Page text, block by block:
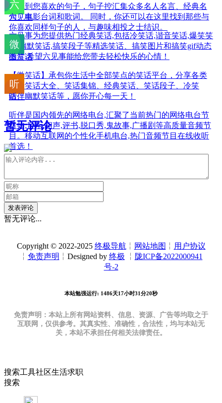
和找到您喜欢的句子，句子控汇集众多名人名言、经典名
句、电影台词和歌词。 同时，你还可以在这里找到那些与
你喜欢同样句子的人，与趣味相投之士结识。
六见事
六见事为您提供热门经典笑话,包括冷笑话,谐音笑话,爆笑笑
话,幽默笑话,搞笑段子等精选笑话、搞笑图片和搞笑gif动态
图片,希望六见事能给您带去轻松快乐的心情！
微笑话
【微笑话】承包你生活中全部笑点的笑话平台，分享各类
最新笑话大全、笑话集锦、经典笑话、笑话段子、冷笑
话、幽默笑话等，愿你开心每一天！
听伴
听伴是国内领先的网络电台,汇聚了当前热门的网络电台节
目如;音乐,相声,评书,脱口秀,鬼故事,广播剧等高质量音频节
目。移动互联网的个性化手机电台,热门音频节目在线收听
首选！
暂无评论
发表评论
暂无评论...
Copyright © 2022-2025 终极导航 ╎ 网站地图 ╎ 用户协议
╎ 免责声明 ╎Designed by 终极 ╎ 陇ICP备2022000941
号-2
本站勉强运行: 1486天17小时31分21秒
免责声明：本站上所有网站资料、信息、资源、广告等均取之于
互联网，仅供参考。其真实性、准确性，合法性，均与本站无
关，本站不承担任何相关法律责任。
搜索工具社区生活求职
搜索